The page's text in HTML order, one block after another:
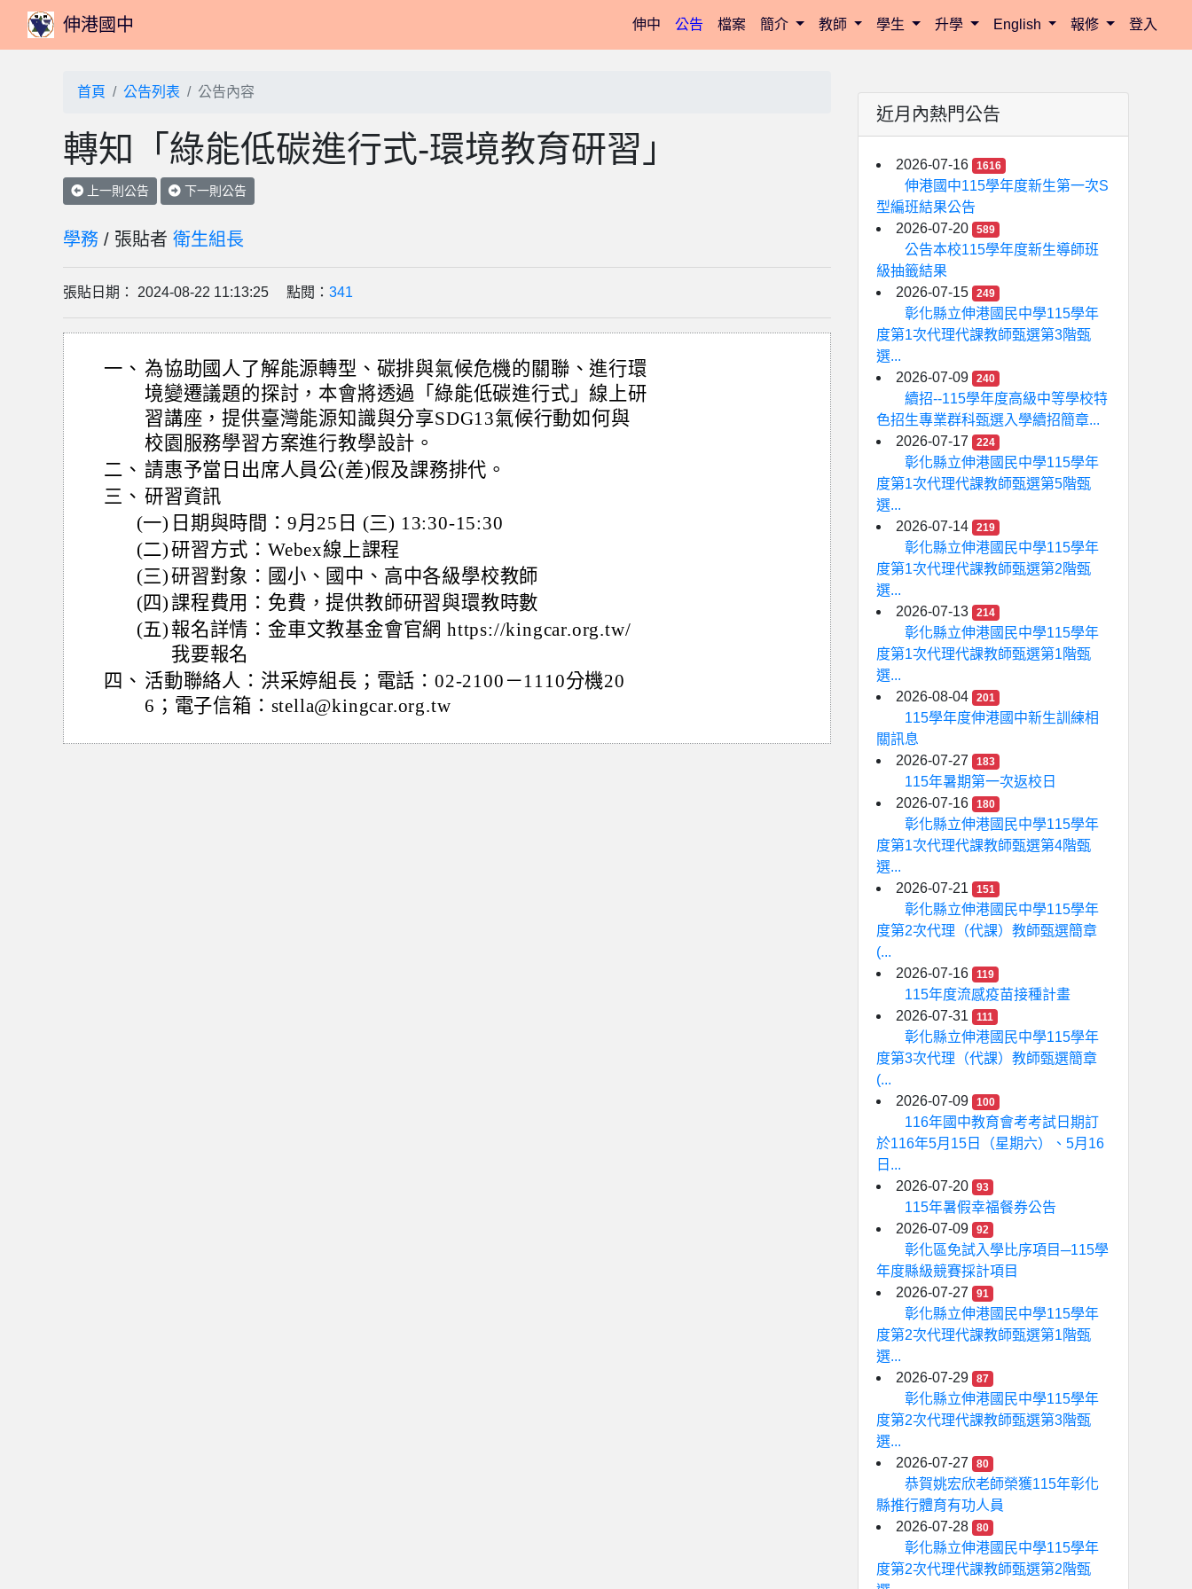
伸港國中 伸中(current)
公告 檔案 簡介 教師 學生 升學 English 報修 登入
首頁 公告列表 公告內容
轉知「綠能低碳進行式-環境教育研習」
上一則公告 下一則公告
學務 / 張貼者 衛生組長
張貼日期： 2024-08-22 11:13:25 點閱： 341
一、 為協助國人了解能源轉型、碳排與氣候危機的關聯、進行環
境變遷議題的探討，本會將透過「綠能低碳進行式」線上研
習講座，提供臺灣能源知識與分享SDG13氣候行動如何與
校園服務學習方案進行教學設計。
二、 請惠予當日出席人員公(差)假及課務排代。
三、 研習資訊
(一) 日期與時間：9月25日 (三) 13:30-15:30
(二)研習方式：Webex線上課程
(三)研習對象：國小、國中、高中各級學校教師
(四)課程費用：免費，提供教師研習與環教時數
(五) 報名詳情：金車文教基金會官網 https://kingcar.org.tw/
我要報名
四、 活動聯絡人：洪采婷組長；電話：02-2100－1110分機20
6；電子信箱：stella@kingcar.org.tw
近月內熱門公告
2026-07-16 1616
伸港國中115學年度新生第一次S
型編班結果公告
2026-07-20
589
公告本校115學年度新生導師班
級抽籤結果
2026-07-15
249
彰化縣立伸港國民中學115學年
度第1次代理代課教師甄選第3階甄
選...
2026-07-09
240
續招--115學年度高級中等學校特
色招生專業群科甄選入學續招簡章...
2026-07-17
224
彰化縣立伸港國民中學115學年
度第1次代理代課教師甄選第5階甄
選...
2026-07-14
219
彰化縣立伸港國民中學115學年
度第1次代理代課教師甄選第2階甄
選...
2026-07-13
214
彰化縣立伸港國民中學115學年
度第1次代理代課教師甄選第1階甄
選...
2026-08-04
201
115學年度伸港國中新生訓練相
關訊息
2026-07-27
183
115年暑期第一次返校日
2026-07-16
180
彰化縣立伸港國民中學115學年
度第1次代理代課教師甄選第4階甄
選...
2026-07-21
151
彰化縣立伸港國民中學115學年
度第2次代理（代課）教師甄選簡章
(...
2026-07-16
119
115年度流感疫苗接種計畫
2026-07-31
111
彰化縣立伸港國民中學115學年
度第3次代理（代課）教師甄選簡章
(...
2026-07-09
100
116年國中教育會考考試日期訂
於116年5月15日（星期六）、5月16
日...
2026-07-20
93
115年暑假幸福餐券公告
2026-07-09
92
彰化區免試入學比序項目─115學
年度縣級競賽採計項目
2026-07-27
91
彰化縣立伸港國民中學115學年
度第2次代理代課教師甄選第1階甄
選...
2026-07-29
87
彰化縣立伸港國民中學115學年
度第2次代理代課教師甄選第3階甄
選...
2026-07-27
80
恭賀姚宏欣老師榮獲115年彰化
縣推行體育有功人員
2026-07-28
80
彰化縣立伸港國民中學115學年
度第2次代理代課教師甄選第2階甄